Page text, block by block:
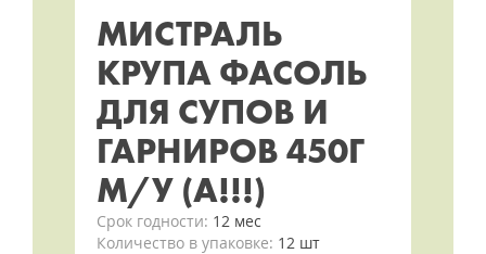
МИСТРАЛЬ
КРУПА ФАСОЛЬ
ДЛЯ СУПОВ И
ГАРНИРОВ 450Г
М/У (А!!!)
Срок годности: 12 мес
Количество в упаковке: 12 шт